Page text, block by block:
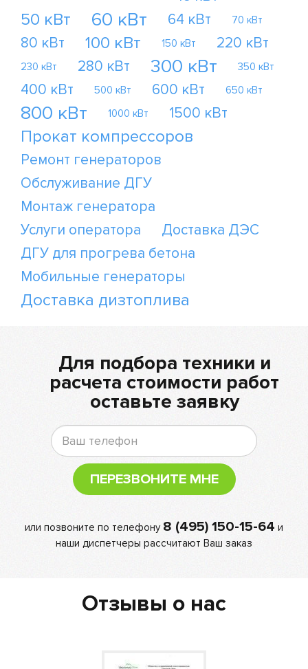
50 кВт 60 кВт 64 кВт 70 кВт
80 кВт 100 кВт 150 кВт 220 кВт
230 кВт 280 кВт 300 кВт 350 кВт
400 кВт 500 кВт 600 кВт 650 кВт
800 кВт 1000 кВт 1500 кВт
Прокат компрессоров
Ремонт генераторов
Обслуживание ДГУ
Монтаж генератора
Услуги оператора
Доставка ДЭС
ДГУ для прогрева бетона
Мобильные генераторы
Доставка дизтоплива
Для подбора техники и
расчета стоимости работ
оставьте заявку
ПЕРЕЗВОНИТЕ МНЕ
или позвоните по телефону 8 (495) 150-15-64 и
наши диспетчеры рассчитают Ваш заказ
Отзывы о нас